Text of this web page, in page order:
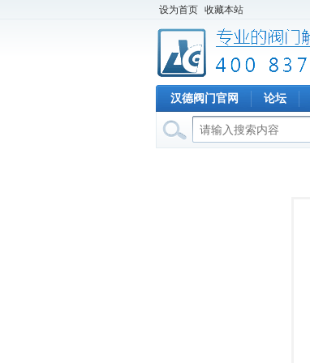
设为首页 收藏本站
汉德阀门官网 论坛